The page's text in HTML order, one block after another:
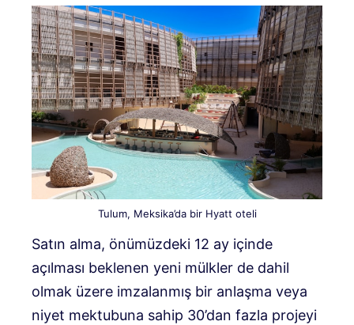
Tulum, Meksika’da bir Hyatt oteli
Satın alma, önümüzdeki 12 ay içinde
açılması beklenen yeni mülkler de dahil
olmak üzere imzalanmış bir anlaşma veya
niyet mektubuna sahip 30’dan fazla projeyi